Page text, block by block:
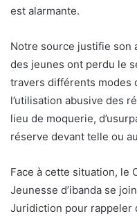
est alarmante.
Notre source justifie son
des jeunes ont perdu le
travers différents modes
l’utilisation abusive des
lieu de moquerie,
réserve devant telle ou
Face à cette situation, le
Jeunesse d’ibanda se
Juridiction pour rappeler